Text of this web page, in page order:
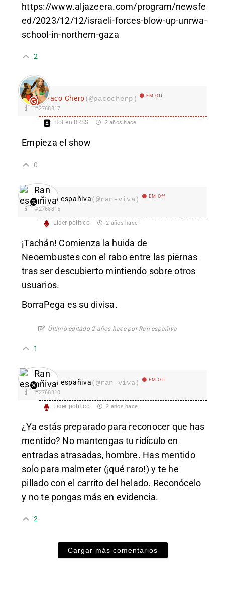
https://www.aljazeera.com/program/newsfe
ed/2023/12/12/israeli-forces-blow-up-unrwa-
school-in-northern-gaza
2
Paco Cherp(@pacocherp) EM Off
#2768817
Bot en RRSS 2 años hace
Empieza el show
0
Ran españiva(@ran-viva) EM Off
#2768815
Líder político 2 años hace
¡Tachán! Comienza la huida de
Neoembustes con el rabo entre las piernas
tras ser descubierto mintiendo sobre otros
usuarios.
BorraPega es su divisa.
Último editado 2 años hace por Ran españiva
1
Ran españiva(@ran-viva) EM Off
#2768810
Líder político 2 años hace
¿Ya estás preparado para reconocer que has
mentido? No mantengas tu ridículo en
entradas atrasadas, hombre. Has mentido
solo para malmeter (¡qué raro!) y te he
pillado con el carrito del helado. Reconócelo
y no te pongas más en evidencia.
2
Cargar más comentarios